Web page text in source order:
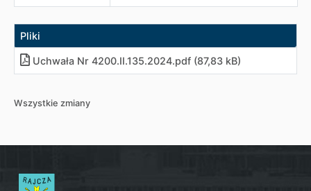
Pliki
Uchwała Nr 4200.II.135.2024.pdf (87,83 kB)
Wszystkie zmiany